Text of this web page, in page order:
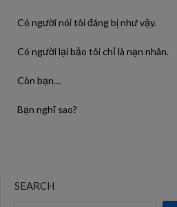
Có người nói tôi đáng bị như vậy.
Có người lại bảo tôi chỉ là nạn nhân.
Còn bạn…
Bạn nghĩ sao?
SEARCH